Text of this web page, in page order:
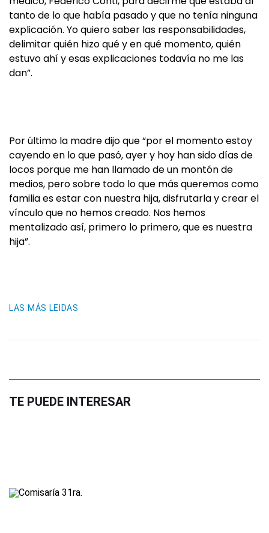
tanto de lo que había pasado y que no tenía ninguna
explicación. Yo quiero saber las responsabilidades,
delimitar quién hizo qué y en qué momento, quién
estuvo ahí y esas explicaciones todavía no me las
dan”.
Por último la madre dijo que “por el momento estoy
cayendo en lo que pasó, ayer y hoy han sido días de
locos porque me han llamado de un montón de
medios, pero sobre todo lo que más queremos como
familia es estar con nuestra hija, disfrutarla y crear el
vínculo que no hemos creado. Nos hemos
mentalizado así, primero lo primero, que es nuestra
hija”.
LAS MÁS LEIDAS
TE PUEDE INTERESAR